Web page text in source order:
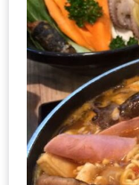
ไม่
ทำ
อาหาร
ทาน
เอง?
SHOP